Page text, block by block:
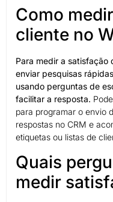
Como
cliente no
Para medir a
enviar pesquisas
usando perguntas de
facilitar a resposta.
para programar o envio
respostas no CRM e
etiquetas ou listas de
Quais
medir